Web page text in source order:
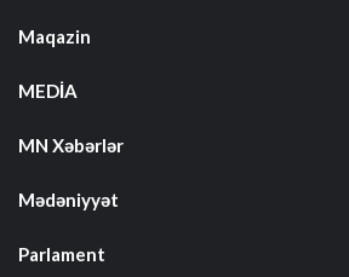
Maqazin
MEDİA
MN Xəbərlər
Mədəniyyət
Parlament